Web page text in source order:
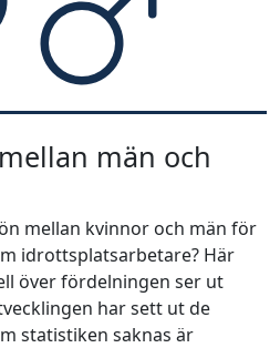
män och
mellan kvinnor och män för
idrottsplatsarbetare? Här
över fördelningen ser ut
har sett ut de
statistiken saknas är